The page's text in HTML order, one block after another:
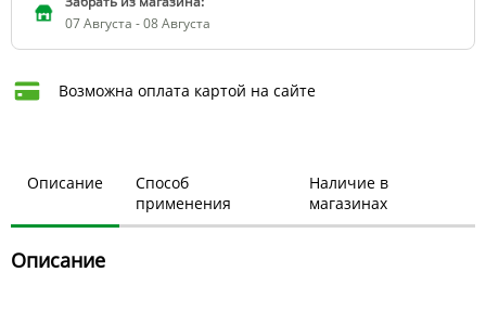
07 Августа - 08 Августа
Возможна оплата картой на сайте
Описание
Способ
применения
Наличие в
магазинах
Описание